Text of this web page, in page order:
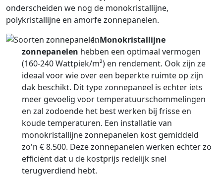
onderscheiden we nog de monokristallijne,
polykristallijne en amorfe zonnepanelen.
Monokristallijne
zonnepanelen hebben een optimaal vermogen
(160-240 Wattpiek/m²) en rendement. Ook zijn ze
ideaal voor wie over een beperkte ruimte op zijn
dak beschikt. Dit type zonnepaneel is echter iets
meer gevoelig voor temperatuurschommelingen
en zal zodoende het best werken bij frisse en
koude temperaturen. Een installatie van
monokristallijne zonnepanelen kost gemiddeld
zo'n € 8.500. Deze zonnepanelen werken echter zo
efficiënt dat u de kostprijs redelijk snel
terugverdiend hebt.